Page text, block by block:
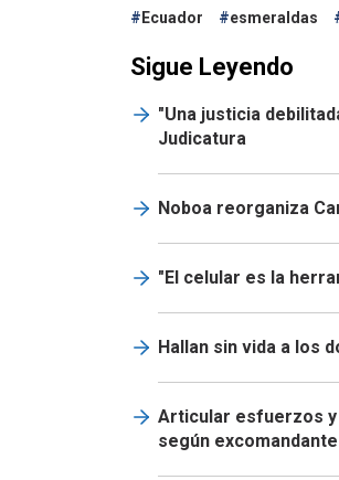
Ecuador esmeraldas
Sigue Leyendo
"Una justicia
Judicatura
Noboa reorganiza
"El celular es la
Hallan sin vida a los
Articular esfuerzos y
según